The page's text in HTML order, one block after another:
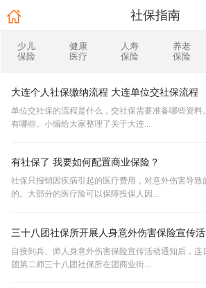
社保指南
少儿
保险
健康
医疗
人寿
保险
养老
保险
大连个人社保缴纳流程 大连单位交社保流程
单位交社保的流程是什么，交社保需要准备哪些资料
有哪些。小编给大家整理了关于大连...
有社保了 我要如何配置商业保险？
社保只报销因疾病引起的医疗费用，对意外伤害导致
的。大部分的医疗险可以保障投保人因...
三十八团社保所开展人身意外伤害保险宣传活
自接到兵、师人身意外伤害保险宣传活动通知后，
团第二师三十八团社保所在团商业街...